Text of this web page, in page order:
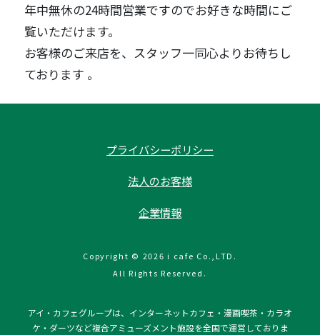
年中無休の24時間営業ですのでお好きな時間にご
覧いただけます。
お客様のご来店を、スタッフ一同心よりお待ちし
ております 。
プライバシーポリシー
法人のお客様
企業情報
Copyright © 2026 i cafe Co.,LTD.
All Rights Reserved.
アイ・カフェグループは、インターネットカフェ・漫画喫茶・カラオ
ケ・ダーツなど複合アミューズメント施設を全国で運営しておりま